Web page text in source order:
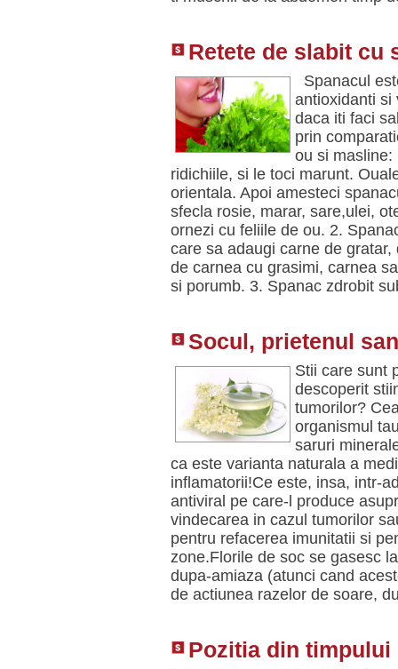
Retete de slabit cu
Spanacul
antioxidanti si
daca iti faci
prin
ou si masline:
ridichiile, si le toci marunt.
orientala. Apoi amesteci
sfecla rosie, marar, sare,ulei,
ornezi cu feliile de ou. 2.
care sa adaugi carne de
de carnea cu grasimi, carnea
si porumb. 3. Spanac zdrobit
Socul, prietenul
Stii care sunt
descoperit
tumorilor?
organismul
saruri
ca este varianta naturala a
inflamatorii!Ce este, insa, intr-
antiviral pe care-l produce
vindecarea in cazul tumorilor
pentru refacerea imunitatii si
zone.Florile de soc se gasesc
dupa-amiaza (atunci cand
de actiunea razelor de soare,
Pozitia din